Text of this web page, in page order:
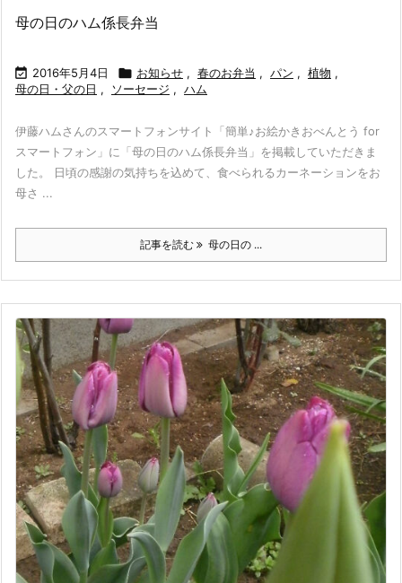
母の日のハム係長弁当
 2016年5月4日  お知らせ , 春のお弁当 , パン , 植物 ,
母の日・父の日 , ソーセージ , ハム
伊藤ハムさんのスマートフォンサイト「簡単♪お絵かきおべんとう for
スマートフォン」に「母の日のハム係長弁当」を掲載していただきま
した。 日頃の感謝の気持ちを込めて、食べられるカーネーションをお
母さ ...
記事を読む 母の日の ...